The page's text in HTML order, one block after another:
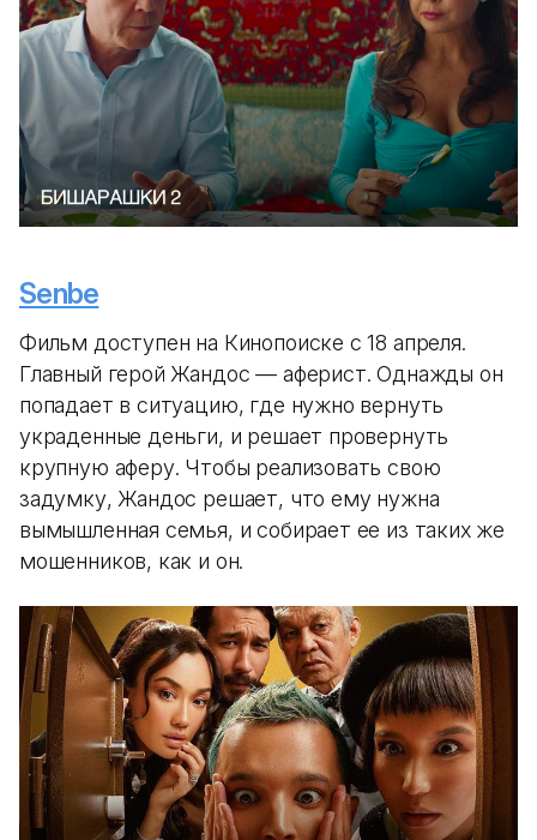
Senbe
Фильм доступен на Кинопоиске с 18 апреля.
Главный герой Жандос — аферист. Однажды он
попадает в ситуацию, где нужно вернуть
украденные деньги, и решает провернуть
крупную аферу. Чтобы реализовать свою
задумку, Жандос решает, что ему нужна
вымышленная семья, и собирает ее из таких же
мошенников, как и он.